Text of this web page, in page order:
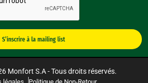
Monfort S.A - Tous droits réservés.